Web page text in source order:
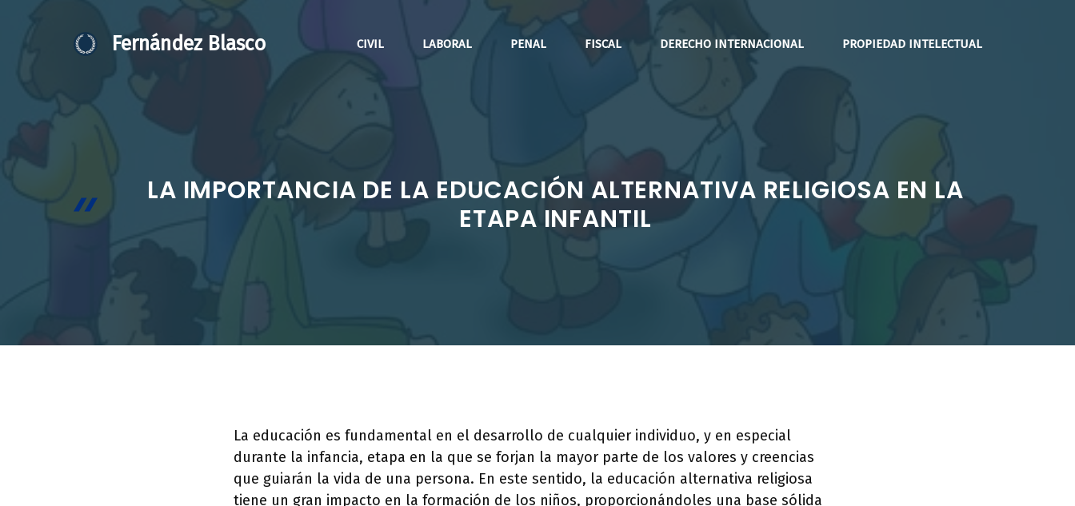
Fernández Blasco CIVIL LABORAL PENAL FISCAL DERECHO INTERNACIONAL PROPIEDAD INTELECTUAL
LA IMPORTANCIA DE LA EDUCACIÓN ALTERNATIVA RELIGIOSA EN LA
ETAPA INFANTIL
La educación es fundamental en el desarrollo de cualquier individuo, y en especial
durante la infancia, etapa en la que se forjan la mayor parte de los valores y creencias
que guiarán la vida de una persona. En este sentido, la educación alternativa religiosa
tiene un gran impacto en la formación de los niños, proporcionándoles una base sólida